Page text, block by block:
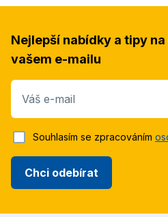
Nejlepší nabídky a tipy
vašem e-mailu
Váš e-mail
Chci odebírat
Souhlasím se zpracováním